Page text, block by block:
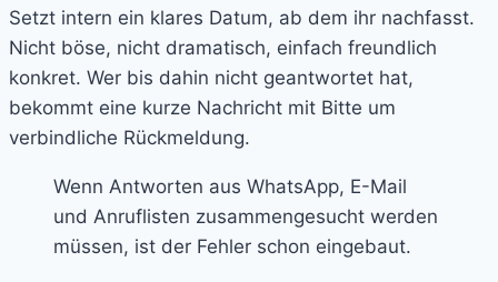
Setzt intern ein klares Datum, ab dem ihr nachfasst.
Nicht böse, nicht dramatisch, einfach freundlich
konkret. Wer bis dahin nicht geantwortet hat,
bekommt eine kurze Nachricht mit Bitte um
verbindliche Rückmeldung.
Wenn Antworten aus WhatsApp, E-Mail
und Anruflisten zusammengesucht werden
müssen, ist der Fehler schon eingebaut.